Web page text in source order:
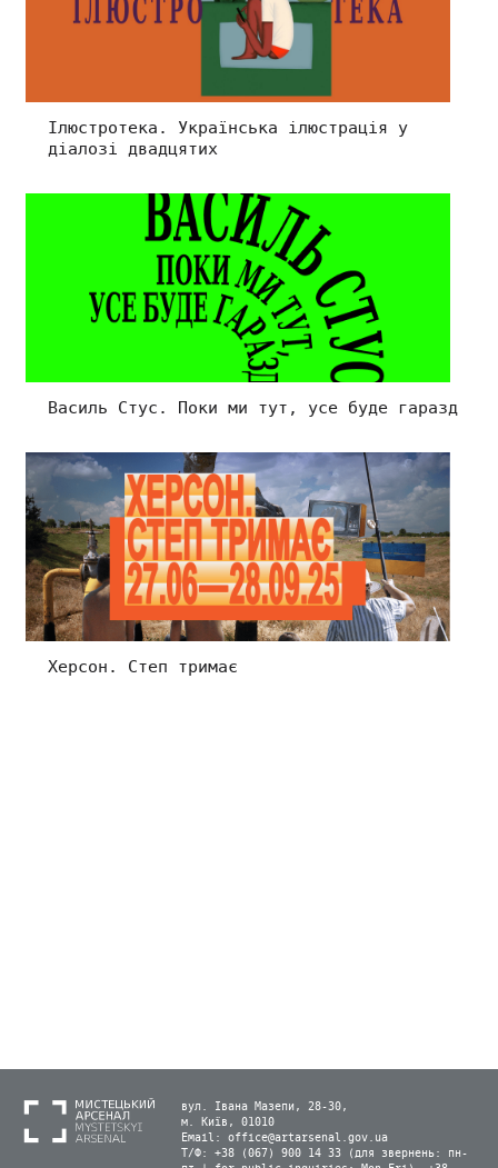
Ілюстротека. Українська ілюстрація у
діалозі двадцятих
Василь Стус. Поки ми тут, усе буде гаразд
Херсон. Степ тримає
вул. Івана Мазепи, 28-30,
м. Київ, 01010
Email: office@artarsenal.gov.ua
Т/Ф: +38 (067) 900 14 33 (для звернень: пн-